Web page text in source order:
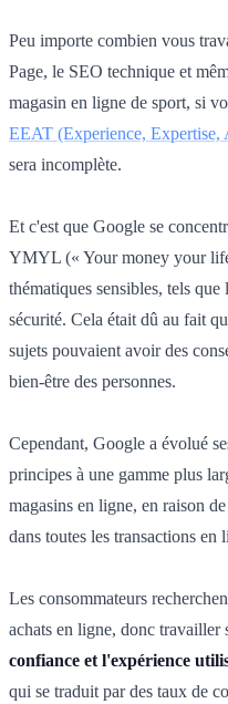
Peu importe combien vous
Page, le SEO technique et
magasin en ligne de sport, si
EEAT (Experience, Expertise,
sera incomplète.
Et c'est que Google se
YMYL (« Your money your
thématiques sensibles, tels que
sécurité. Cela était dû au fait
sujets pouvaient avoir des
bien-être des personnes.
Cependant, Google a évolué
principes à une gamme plus
magasins en ligne, en raison
dans toutes les transactions en
Les consommateurs
achats en ligne, donc travailler
confiance et l'expérience
qui se traduit par des taux de